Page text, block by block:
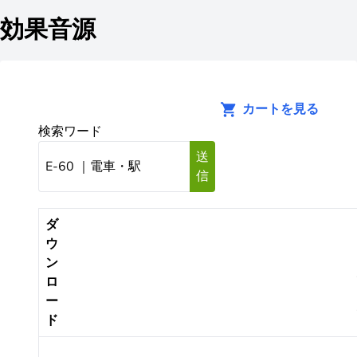
効果音源
カートを見る
検索ワード
送
信
ダ
ウ
ン
ロ
ー
ド